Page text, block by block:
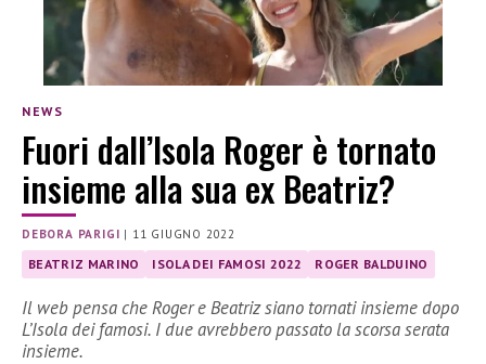
NEWS
Fuori dall’Isola Roger è tornato
insieme alla sua ex Beatriz?
DEBORA PARIGI | 11 GIUGNO 2022
BEATRIZ MARINO ISOLA DEI FAMOSI 2022 ROGER BALDUINO
Il web pensa che Roger e Beatriz siano tornati insieme dopo
L’Isola dei famosi. I due avrebbero passato la scorsa serata
insieme.